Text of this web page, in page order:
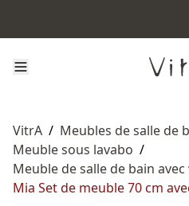
VitrA / Meubles de salle de
Meuble sous lavabo /
Meuble de salle de bain avec
Mia Set de meuble 70 cm